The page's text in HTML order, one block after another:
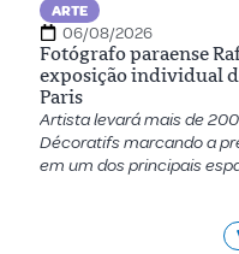
ARTE
06/08/2026
Fotógrafo paraense
exposição individual
Paris
Artista levará mais de
Décoratifs marcando a
em um dos principais